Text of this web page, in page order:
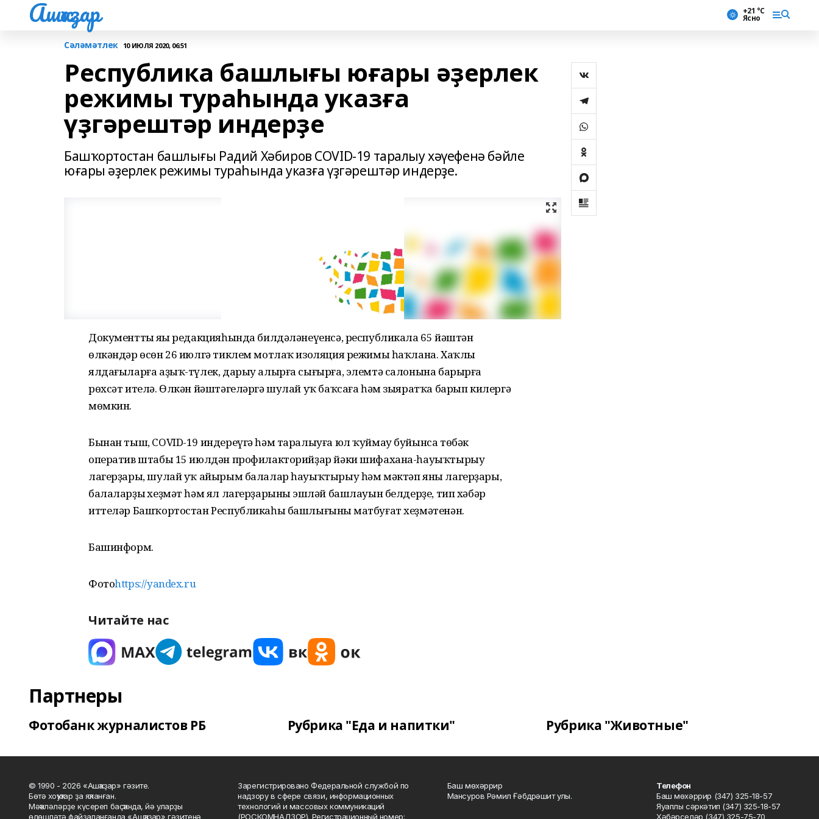
Ашҡаҙар +21 °С
Ясно
Сәләмәтлек 10 ИЮЛЯ 2020, 06:51
Республика башлығы юғары әҙерлек
режимы тураһында указға
үҙгәрештәр индерҙе
Башҡортостан башлығы Радий Хәбиров COVID-19 таралыу хәүефенә бәйле
юғары әҙерлек режимы тураһында указға үҙгәрештәр индерҙе.
Документтың яңы редакцияһында билдәләнеүенсә, республикала 65 йәштән
өлкәндәр өсөн 26 июлгә тиклем мотлаҡ изоляция режимы һаҡлана. Хаҡлы
ялдағыларға аҙыҡ-түлек, дарыу алырға сығырға, элемтә салонына барырға
рөхсәт ителә. Өлкән йәштәгеләргә шулай уҡ баҡсаға һәм зыяратҡа барып килергә
мөмкин.
Бынан тыш, COVID-19 индереүгә һәм таралыуға юл ҡуймау буйынса төбәк
оператив штабы 15 июлдән профилакторийҙар йәки шифахана-һауыҡтырыу
лагерҙары, шулай уҡ айырым балалар һауыҡтырыу һәм мәктәп яны лагерҙары,
балаларҙың хеҙмәт һәм ял лагерҙарының эшләй башлауын белдерҙе, тип хәбәр
иттеләр Башҡортостан Республикаһы башлығының матбуғат хеҙмәтенән.
Башинформ.
Фотоhttps://yandex.ru
Читайте нас
Партнеры
Фотобанк журналистов РБ Рубрика "Еда и напитки" Рубрика "Животные"
© 1990 - 2026 «Ашҡаҙар» гәзите.
Бөтә хоҡуҡтар ҙа яҡланған.
Мәҡәләләрҙе күсереп баҫҡанда, йә уларҙы
өлөшләтә файҙаланғанда «Ашҡаҙар» гәзитенә
Зарегистрировано Федеральной службой по
надзору в сфере связи, информационных
технологий и массовых коммуникаций
(РОСКОМНАДЗОР). Регистрационный номер:
Баш мөхәррир
Мансуров Рәмил Ғәбдрәшит улы.
Телефон
Баш мөхәррир (347) 325-18-57
Яуаплы сәркәтип (347) 325-18-57
Хәбәрселәр (347) 325-75-70